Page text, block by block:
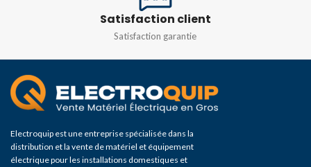
Satisfaction client
Satisfaction garantie
Electroquip est une entreprise spécialisée dans la
distribution et la vente de matériel et équipement
électrique pour les installations domestiques et